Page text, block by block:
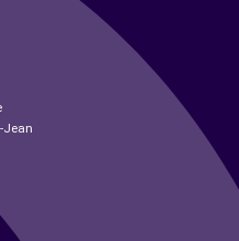
Jean